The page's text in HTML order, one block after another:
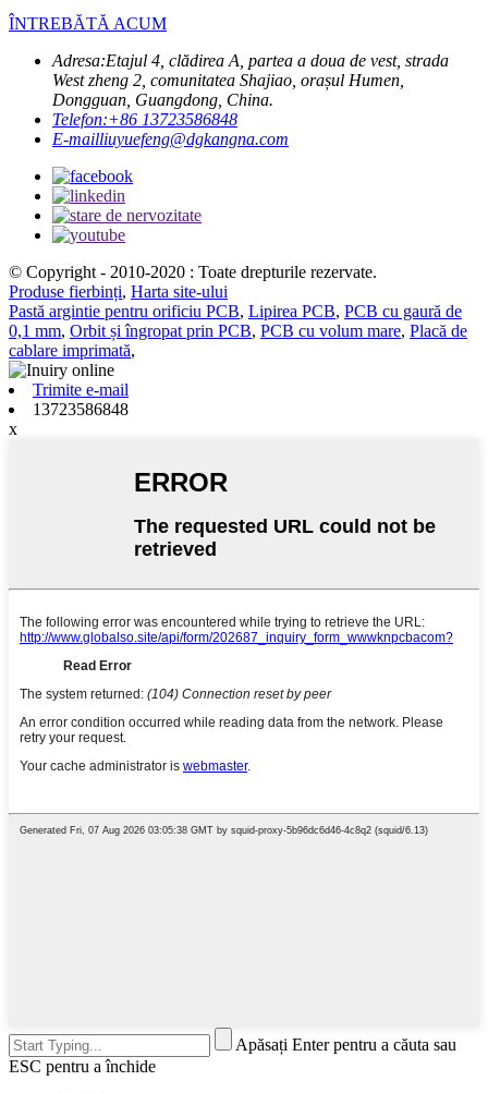
ÎNTREBĂTĂ ACUM
Adresa:Etajul 4, clădirea A, partea a doua de vest, strada
West zheng 2, comunitatea Shajiao, orașul Humen,
Dongguan, Guangdong, China.
Telefon:+86 13723586848
E-mailliuyuefeng@dgkangna.com
© Copyright - 2010-2020 : Toate drepturile rezervate.
Produse fierbinți, Harta site-ului
Pastă argintie pentru orificiu PCB, Lipirea PCB, PCB cu gaură de
0,1 mm, Orbit și îngropat prin PCB, PCB cu volum mare, Placă de
cablare imprimată,
Trimite e-mail
13723586848
x
Apăsați Enter pentru a căuta sau
ESC pentru a închide